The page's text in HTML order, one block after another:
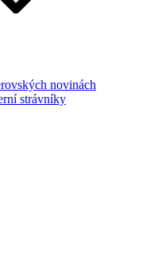
novinách
strávníky